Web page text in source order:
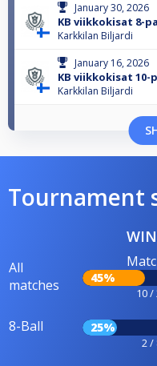
January 30, 2026
KB viikkokisat 8-
Karkkilan Biljardi
January 16, 2026
KB viikkokisat 10-
Karkkilan Biljardi
Tournament
All
matches
45%
10 /
8-Ball 25%
2 /